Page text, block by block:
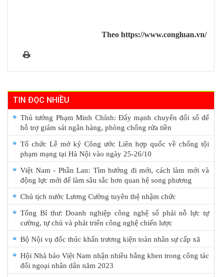
Theo https://www.congluan.vn/
TIN ĐỌC NHIỀU
Thủ tướng Phạm Minh Chính: Đẩy mạnh chuyển đổi số để
hỗ trợ giám sát ngân hàng, phòng chống rửa tiền
Tổ chức Lễ mở ký Công ước Liên hợp quốc về chống tội
phạm mạng tại Hà Nội vào ngày 25-26/10
Việt Nam - Phần Lan: Tìm hướng đi mới, cách làm mới và
động lực mới để làm sâu sắc hơn quan hệ song phương
Chủ tịch nước Lương Cường tuyên thệ nhậm chức
Tổng Bí thư: Doanh nghiệp công nghệ số phải nỗ lực tự
cường, tự chủ và phát triển công nghệ chiến lược
Bộ Nội vụ đốc thúc khẩn trương kiện toàn nhân sự cấp xã
Hội Nhà báo Việt Nam nhận nhiều bằng khen trong công tác
đối ngoại nhân dân năm 2023